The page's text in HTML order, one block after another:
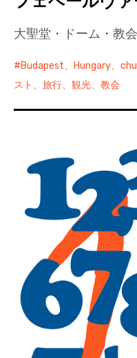
大聖堂・ドーム・教
Budapest、Hungary、
スト、旅行、観光、教会